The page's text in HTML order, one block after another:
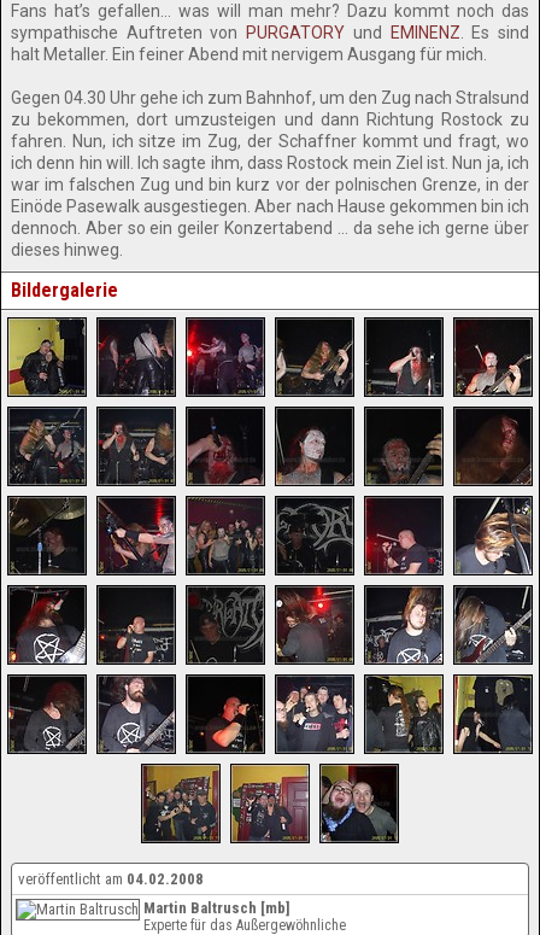
Fans hat’s gefallen… was will man mehr? Dazu kommt noch das
sympathische Auftreten von
PURGATORY und EMINENZ . Es sind
halt Metaller. Ein feiner Abend mit nervigem Ausgang für mich.
Gegen 04.30 Uhr gehe ich zum Bahnhof, um den Zug nach Stralsund
zu bekommen, dort umzusteigen und dann Richtung Rostock zu
fahren. Nun, ich sitze im Zug, der Schaffner kommt und fragt, wo
ich denn hin will. Ich sagte ihm, dass Rostock mein Ziel ist. Nun ja, ich
war im falschen Zug und bin kurz vor der polnischen Grenze, in der
Einöde Pasewalk ausgestiegen. Aber nach Hause gekommen bin ich
dennoch. Aber so ein geiler Konzertabend … da sehe ich gerne über
dieses hinweg.
Bildergalerie
veröffentlicht am 04.02.2008
Martin Baltrusch [mb]
Experte für das Außergewöhnliche